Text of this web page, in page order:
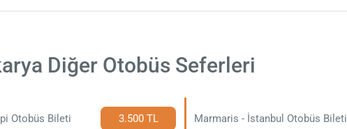
Diğer Otobüs Seferleri
Otobüs Bileti 3.500 TL Marmaris - İstanbul Otobüs Bileti